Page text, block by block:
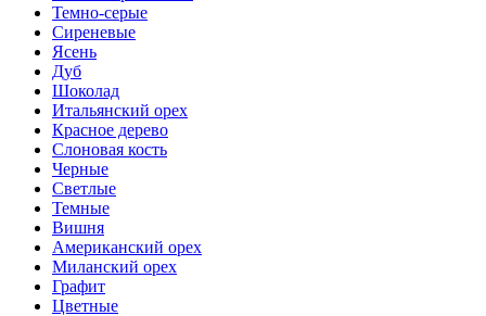
Темно-серые
Сиреневые
Ясень
Дуб
Шоколад
Итальянский орех
Красное дерево
Слоновая кость
Черные
Светлые
Темные
Вишня
Американский орех
Миланский орех
Графит
Цветные